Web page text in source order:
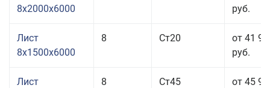
8x2000x6000
руб.
Лист
8x1500x6000
8 Ст20
от 41
руб.
Лист
8 Ст45
от 45